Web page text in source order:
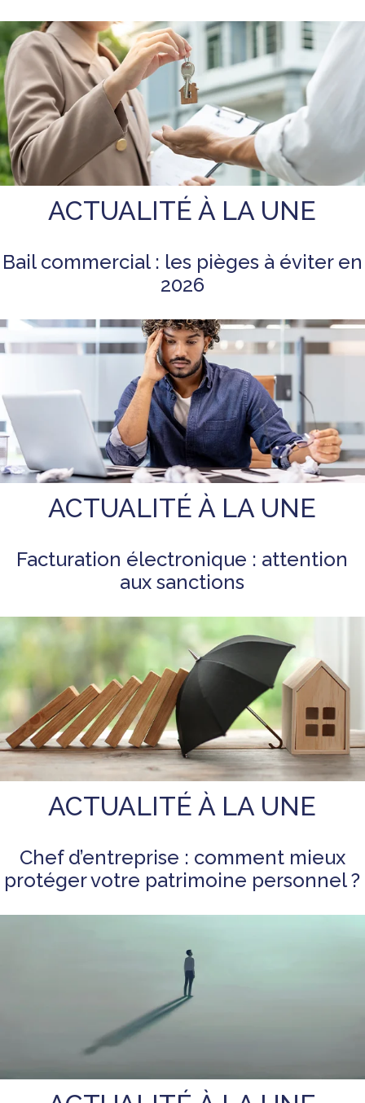
ACTUALITÉ À LA UNE
Bail commercial : les pièges à éviter en
2026
ACTUALITÉ À LA UNE
Facturation électronique : attention
aux sanctions
ACTUALITÉ À LA UNE
Chef d’entreprise : comment mieux
protéger votre patrimoine personnel ?